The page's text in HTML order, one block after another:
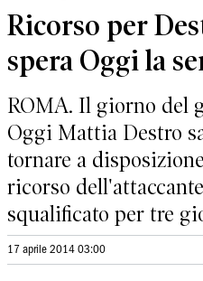
Ricorso per
spera Oggi la
ROMA. Il giorno del
Oggi Mattia Destro
tornare a
ricorso
squalificato per tre
17 aprile 2014 03:00